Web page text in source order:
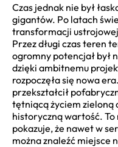
Czas jednak nie był
gigantów. Po latach
transformacji
Przez długi czas teren
ogromny potencjał był
dzięki ambitnemu
rozpoczęła się nowa
przekształcił
tętniącą życiem zieloną
historyczną wartość. To
pokazuje, że nawet w
można znaleźć miejsce